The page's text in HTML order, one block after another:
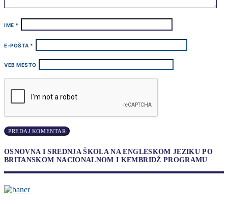
IME *
E-POŠTA *
VEB MESTO
OSNOVNA I SREDNJA ŠKOLA NA ENGLESKOM JEZIKU PO
BRITANSKOM NACIONALNOM I KEMBRIDŽ PROGRAMU